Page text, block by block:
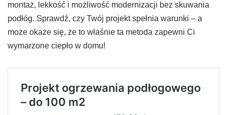
montaż, lekkość i możliwość modernizacji bez skuwania
podłóg. Sprawdź, czy Twój projekt spełnia warunki – a
może okaże się, że to właśnie ta metoda zapewni Ci
wymarzone ciepło w domu!